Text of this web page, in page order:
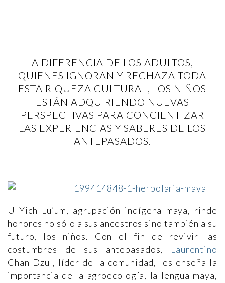
A DIFERENCIA DE LOS ADULTOS,
QUIENES IGNORAN Y RECHAZA TODA
ESTA RIQUEZA CULTURAL, LOS NIÑOS
ESTÁN ADQUIRIENDO NUEVAS
PERSPECTIVAS PARA CONCIENTIZAR
LAS EXPERIENCIAS Y SABERES DE LOS
ANTEPASADOS.
U Yich Lu’um, agrupación indígena maya, rinde
honores no sólo a sus ancestros sino también a su
futuro, los niños. Con el fin de revivir las
costumbres de sus antepasados, Laurentino
Chan Dzul, líder de la comunidad, les enseña la
importancia de la agroecología, la lengua maya,